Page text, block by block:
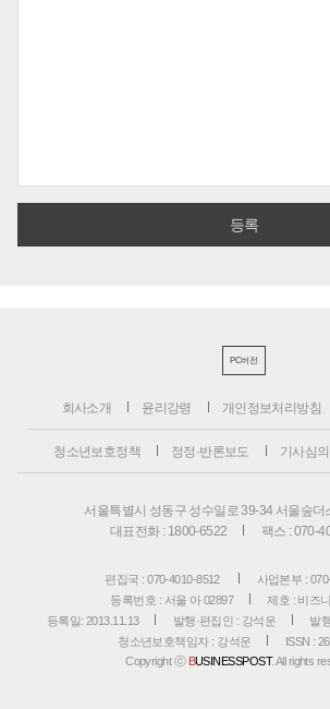
PC버전
회사소개 윤리강령 개인정보처리방침
청소년보호정책 정정·반론보도 기사심
서울특별시 성동구 성수일로 39-34 서울숲더
대표전화 : 1800-6522
팩스 : 070-
편집국 : 070-4010-8512
사업본부 :
등록번호 : 서울 아 02897
제호 : 비즈
등록일: 2013.11.13
발행·편집인 : 강석운
발
청소년보호책임자 : 강석운
ISSN :
Copyright ⓒ BUSINESSPOST. All rights